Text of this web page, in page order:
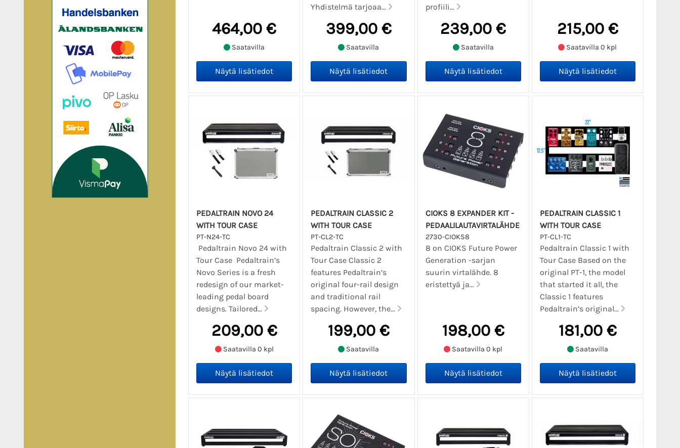
464,00 €
Saatavilla
Yhdistelmä tarjoaa...
399,00 €
Saatavilla
profiili...
239,00 €
Saatavilla
215,00 €
Saatavilla 0 kpl
PEDALTRAIN NOVO 24
WITH TOUR CASE
PT-N24-TC
Pedaltrain Novo 24 with
Tour Case Pedaltrain’s
Novo Series is a fresh
redesign of our market-
leading pedal board
designs. Tailored...
209,00 €
Saatavilla 0 kpl
PEDALTRAIN CLASSIC 2
WITH TOUR CASE
PT-CL2-TC
Pedaltrain Classic 2 with
Tour Case Classic 2
features Pedaltrain’s
original four-rail design
and traditional rail
spacing. However, the...
199,00 €
Saatavilla
CIOKS 8 EXPANDER KIT -
PEDAALILAUTAVIRTALÄHDE
2730-CIOKS8
8 on CIOKS Future Power
Generation -sarjan
suurin virtalähde. 8
eristettyä ja...
198,00 €
Saatavilla 0 kpl
PEDALTRAIN CLASSIC 1
WITH TOUR CASE
PT-CL1-TC
Pedaltrain Classic 1 with
Tour Case Based on the
original PT-1, the model
that started it all, the
Classic 1 features
Pedaltrain’s original...
181,00 €
Saatavilla